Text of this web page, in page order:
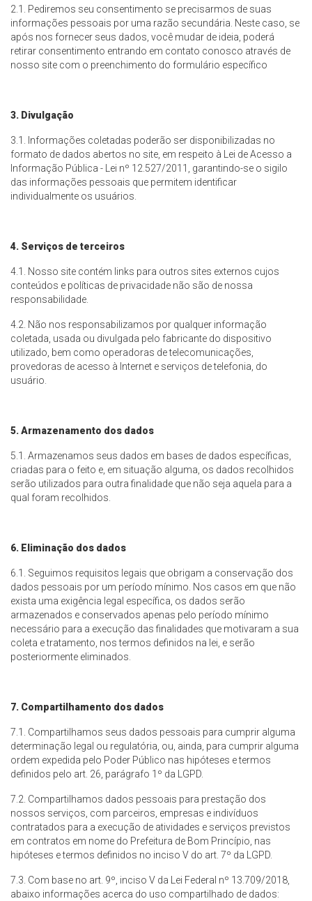
2.1. Pediremos seu consentimento se precisarmos de suas
informações pessoais por uma razão secundária. Neste caso, se
após nos fornecer seus dados, você mudar de ideia, poderá
retirar consentimento entrando em contato conosco através de
nosso site com o preenchimento do formulário específico
3. Divulgação
3.1. Informações coletadas poderão ser disponibilizadas no
formato de dados abertos no site, em respeito à Lei de Acesso a
Informação Pública - Lei nº 12.527/2011, garantindo-se o sigilo
das informações pessoais que permitem identificar
individualmente os usuários.
4. Serviços de terceiros
4.1. Nosso site contém links para outros sites externos cujos
conteúdos e políticas de privacidade não são de nossa
responsabilidade.
4.2. Não nos responsabilizamos por qualquer informação
coletada, usada ou divulgada pelo fabricante do dispositivo
utilizado, bem como operadoras de telecomunicações,
provedoras de acesso à Internet e serviços de telefonia, do
usuário.
5. Armazenamento dos dados
5.1. Armazenamos seus dados em bases de dados específicas,
criadas para o feito e, em situação alguma, os dados recolhidos
serão utilizados para outra finalidade que não seja aquela para a
qual foram recolhidos.
6. Eliminação dos dados
6.1. Seguimos requisitos legais que obrigam a conservação dos
dados pessoais por um período mínimo. Nos casos em que não
exista uma exigência legal específica, os dados serão
armazenados e conservados apenas pelo período mínimo
necessário para a execução das finalidades que motivaram a sua
coleta e tratamento, nos termos definidos na lei, e serão
posteriormente eliminados.
7. Compartilhamento dos dados
7.1. Compartilhamos seus dados pessoais para cumprir alguma
determinação legal ou regulatória, ou, ainda, para cumprir alguma
ordem expedida pelo Poder Público nas hipóteses e termos
definidos pelo art. 26, parágrafo 1º da LGPD.
7.2. Compartilhamos dados pessoais para prestação dos
nossos serviços, com parceiros, empresas e indivíduos
contratados para a execução de atividades e serviços previstos
em contratos em nome do Prefeitura de Bom Princípio, nas
hipóteses e termos definidos no inciso V do art. 7º da LGPD.
7.3. Com base no art. 9º, inciso V da Lei Federal nº 13.709/2018,
abaixo informações acerca do uso compartilhado de dados: